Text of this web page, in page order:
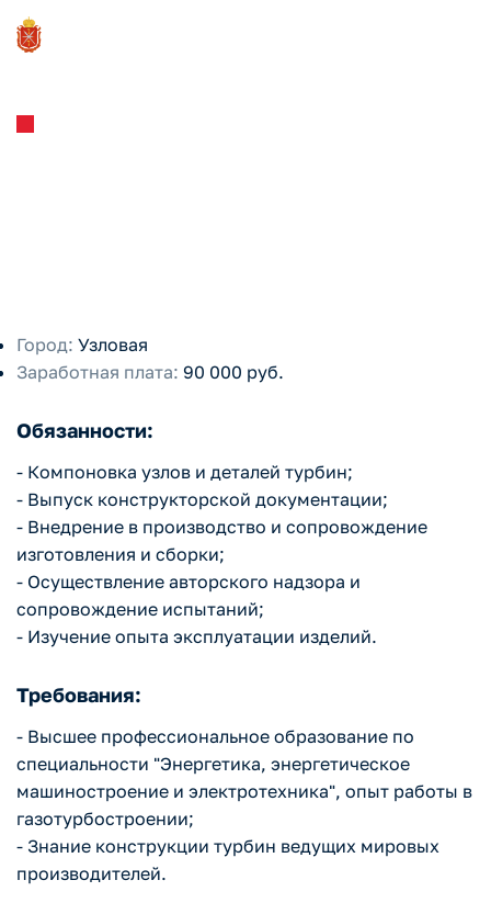
Город: Узловая
Заработная плата: 90 000 руб.
Обязанности:
- Компоновка узлов и деталей турбин;
- Выпуск конструкторской документации;
- Внедрение в производство и сопровождение
изготовления и сборки;
- Осуществление авторского надзора и
сопровождение испытаний;
- Изучение опыта эксплуатации изделий.
Требования:
- Высшее профессиональное образование по
специальности "Энергетика, энергетическое
машиностроение и электротехника", опыт работы в
газотурбостроении;
- Знание конструкции турбин ведущих мировых
производителей.